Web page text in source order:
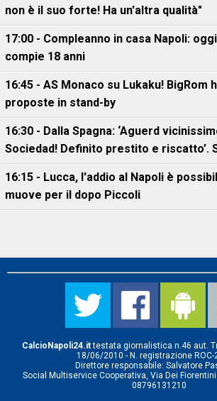
non è il suo forte! Ha un'altra qualità"
17:00 - Compleanno in casa Napoli:
compie 18 anni
16:45 - AS Monaco su Lukaku! BigRom
proposte in stand-by
16:30 - Dalla Spagna: ‘Aguerd
Sociedad! Definito prestito e riscatto’.
16:15 - Lucca, l'addio al Napoli è
muove per il dopo Piccoli
CalcioNapoli24.ittestata giornalistica n.46 aut.
18/06/2010 - N. registrazione ROC-
Direttore responsabile: Salvatore
Social Multiservice Cooperativa, Via Dei Fiorentini
08796131210